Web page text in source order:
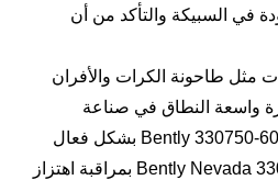
في السبيكة والتأكد من أن
مثل طاحونة الكرات والأفران
واسعة النطاق في صناعة
الأسمنت، ويمكن استخدام Bently 330750-60 بشكل فعال
لمراقبتها. ستقوم Bently Nevada 330750-60 بمراقبة اهتزاز